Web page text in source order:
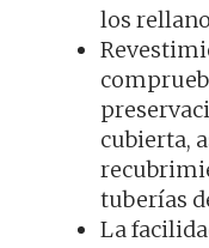
los
cubierta,
tuberías
La